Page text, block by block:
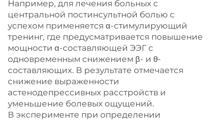
Например, для лечения больных с
центральной постинсультной болью с
успехом применяется α-стимулирующий
тренинг, где предусматривается повышение
мощности α-составляющей ЭЭГ с
одновременным снижением β- и θ-
составляющих. В результате отмечается
снижение выраженности
астенодепрессивных расстройств и
уменьшение болевых ощущений.
В эксперименте при определении